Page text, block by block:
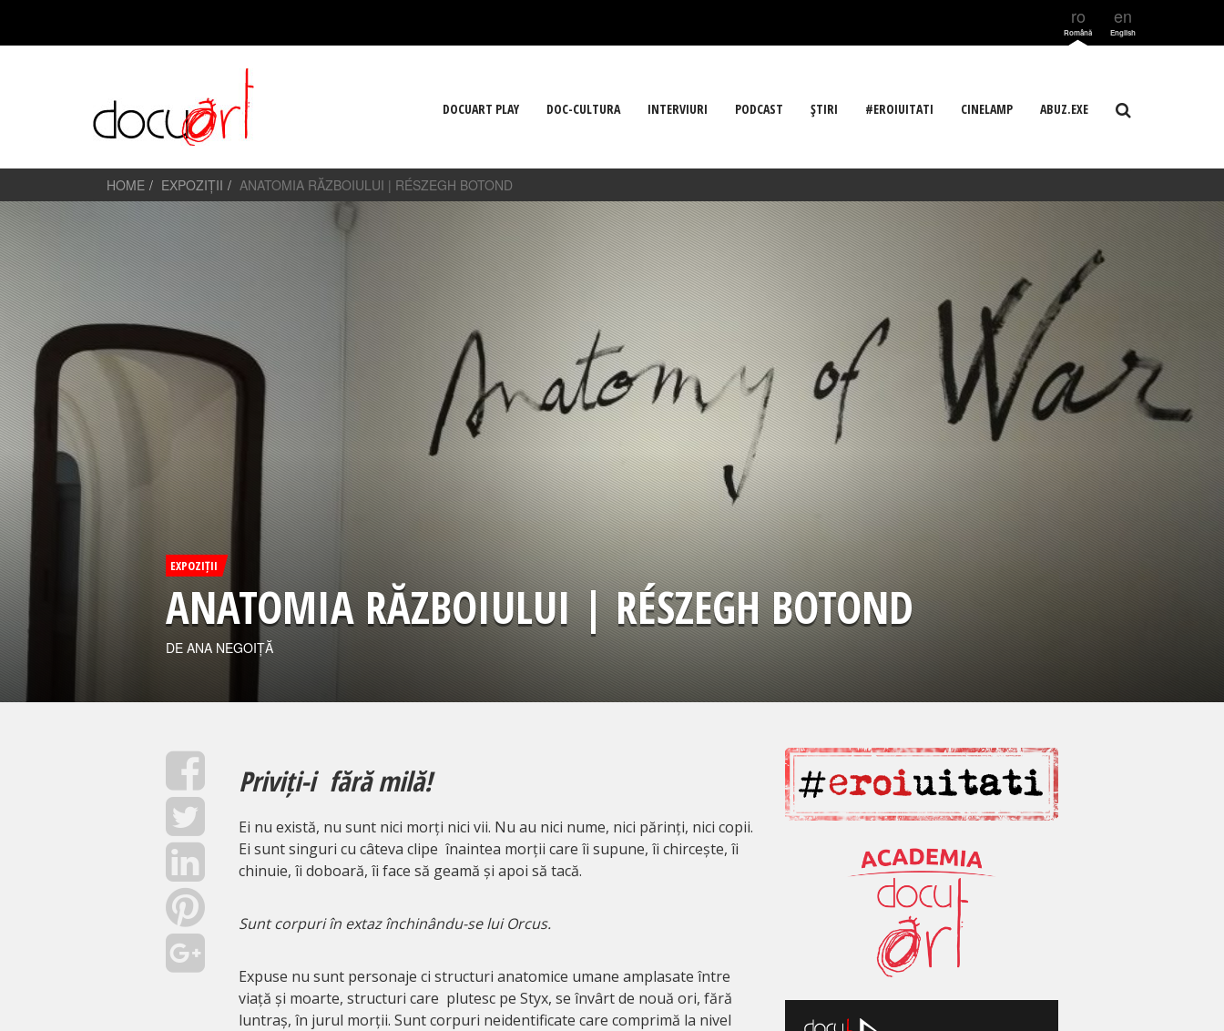
ro
Română
en
English
DOCUART PLAY DOC-CULTURA INTERVIURI PODCAST ŞTIRI #EROIUITATI CINELAMP ABUZ.EXE
HOME EXPOZIȚII ANATOMIA RĂZBOIULUI | RÉSZEGH BOTOND
EXPOZIȚII
ANATOMIA RĂZBOIULUI | RÉSZEGH BOTOND
DE ANA NEGOIȚĂ
Priviți-i fără milă!
Ei nu există, nu sunt nici morți nici vii. Nu au nici nume, nici părinți, nici copii.
Ei sunt singuri cu câteva clipe înaintea morții care îi supune, îi chircește, îi
chinuie, îi doboară, îi face să geamă și apoi să tacă.
Sunt corpuri în extaz închinându-se lui Orcus.
Expuse nu sunt personaje ci structuri anatomice umane amplasate între
viață și moarte, structuri care plutesc pe Styx, se învârt de nouă ori, fără
luntraș, în jurul morții. Sunt corpuri neidentificate care comprimă la nivel